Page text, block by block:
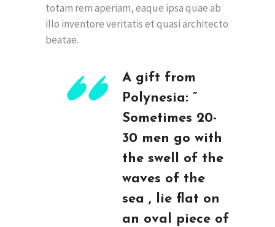
totam rem aperiam, eaque ipsa quae ab
illo inventore veritatis et quasi architecto
beatae.
A gift from
Polynesia: ”
Sometimes 20-
30 men go with
the swell of the
waves of the
sea , lie flat on
an oval piece of